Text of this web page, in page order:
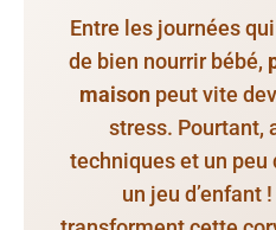
Entre les journées
de bien nourrir bébé,
maison peut vite
stress. Pourtant,
techniques et un peu
un jeu d’enfant !